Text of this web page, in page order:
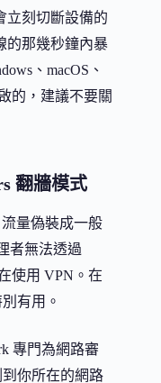
立刻切斷設備的
的那幾秒鐘內暴
、macOS、
的，建議不要關
翻牆模式
流量偽裝成一般
者無法透過
使用 VPN。在
有用。
專門為網路審
你所在的網路